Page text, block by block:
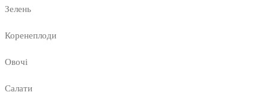
Зелень
Коренеплоди
Овочі
Салати